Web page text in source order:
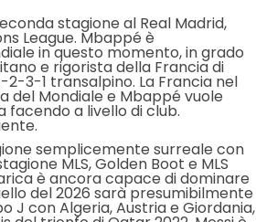
stagione al Real Madrid,
League. Mbappé è
in questo momento, in grado
e rigorista della Francia di
3-1 transalpino. La Francia nel
del Mondiale e Mbappé vuole
a livello di club.
semplicemente surreale con
MLS, Golden Boot e MLS
è ancora capace di dominare
del 2026 sarà presumibilmente
J con Algeria, Austria e Giordania,